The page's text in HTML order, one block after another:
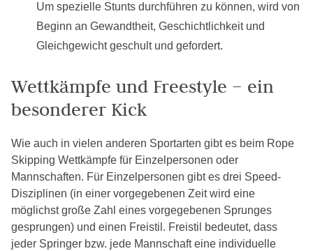
Um spezielle Stunts durchführen zu können, wird von
Beginn an Gewandtheit, Geschichtlichkeit und
Gleichgewicht geschult und gefordert.
Wettkämpfe und Freestyle – ein
besonderer Kick
Wie auch in vielen anderen Sportarten gibt es beim Rope
Skipping Wettkämpfe für Einzelpersonen oder
Mannschaften. Für Einzelpersonen gibt es drei Speed-
Disziplinen (in einer vorgegebenen Zeit wird eine
möglichst große Zahl eines vorgegebenen Sprunges
gesprungen) und einen Freistil. Freistil bedeutet, dass
jeder Springer bzw. jede Mannschaft eine individuelle